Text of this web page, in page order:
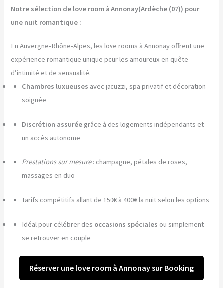
Notre sélection de love room à Annonay(Ardèche (07)) pour
une nuit romantique :
En Auvergne-Rhône-Alpes, les love rooms à Annonay offrent une
expérience romantique unique pour les amoureux en quête
d’intimité et de sensualité.
Chambres luxueuses avec jacuzzi, spa privatif et décoration
soignée
Discrétion assurée grâce à des logements indépendants et
un accès autonome
Prestations sur mesure: champagne, pétales de roses,
massages en duo
Tarifs compétitifs allant de 150€ à 400€ la nuit selon les options
Idéal pour célébrer des occasions spéciales ou simplement
se retrouver en couple
Réserver une love room à Annonay sur Booking